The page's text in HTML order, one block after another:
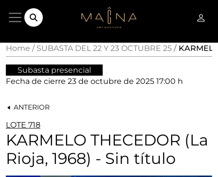
Home SUBASTA DEL 22 Y 23 OCTUBRE 25
Subasta presencial
Fecha de cierre 23 de octubre de 2025 17:00 h
ANTERIOR
LOTE 718
KARMELO THECEDOR (La
Rioja, 1968) - Sin título